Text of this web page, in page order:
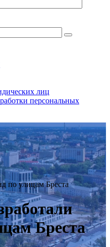
лиц
персональных
по улицам Бреста
Бреста